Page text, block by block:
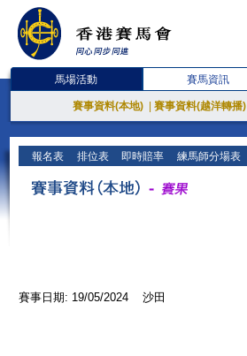
馬場活動 賽馬資訊
賽事資料(本地) 賽事資料(越洋轉播)
報名表 排位表 即時賠率 練馬師分場表
賽事日期: 19/05/2024 沙田